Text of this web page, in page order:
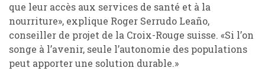
que leur accès aux services de santé et à la
nourriture», explique Roger Serrudo Leaño,
conseiller de projet de la Croix-Rouge suisse. «Si l’on
songe à l’avenir, seule l’autonomie des populations
peut apporter une solution durable.»